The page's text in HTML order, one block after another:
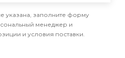
указана, заполните форму
менеджер и
и условия поставки.